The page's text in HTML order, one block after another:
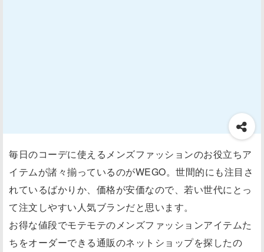
毎日のコーデに使えるメンズファッションのお役立ちア
イテムが諸々揃っているのがWEGO。世間的にも注目さ
れているばかりか、価格が安価なので、若い世代にとっ
て注文しやすい人気ブランだと思います。
お得な値段でモテモテのメンズファッションアイテムた
ちをオーダーできる通販のネットショップを探したの